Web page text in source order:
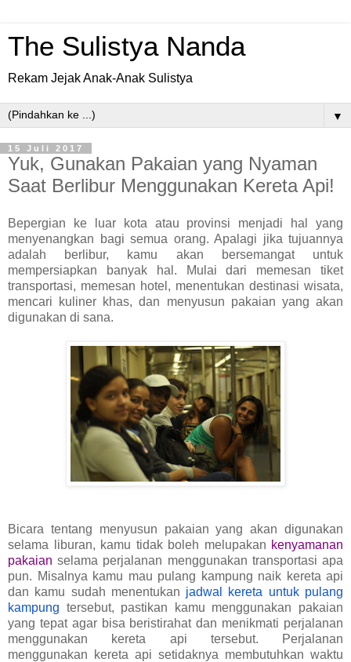
The Sulistya Nanda
Rekam Jejak Anak-Anak Sulistya
▼
15 Juli 2017
Yuk, Gunakan Pakaian yang Nyaman
Saat Berlibur Menggunakan Kereta Api!
Bepergian ke luar kota atau provinsi menjadi hal yang
menyenangkan bagi semua orang. Apalagi jika tujuannya
adalah berlibur, kamu akan bersemangat untuk
mempersiapkan banyak hal. Mulai dari memesan tiket
transportasi, memesan hotel, menentukan destinasi wisata,
mencari kuliner khas, dan menyusun pakaian yang akan
digunakan di sana.
Bicara tentang menyusun pakaian yang akan digunakan
selama liburan, kamu tidak boleh melupakan kenyamanan
pakaian selama perjalanan menggunakan transportasi apa
pun. Misalnya kamu mau pulang kampung naik kereta api
dan kamu sudah menentukan jadwal kereta untuk pulang
kampung tersebut, pastikan kamu menggunakan pakaian
yang tepat agar bisa beristirahat dan menikmati perjalanan
menggunakan kereta api tersebut. Perjalanan
menggunakan kereta api setidaknya membutuhkan waktu